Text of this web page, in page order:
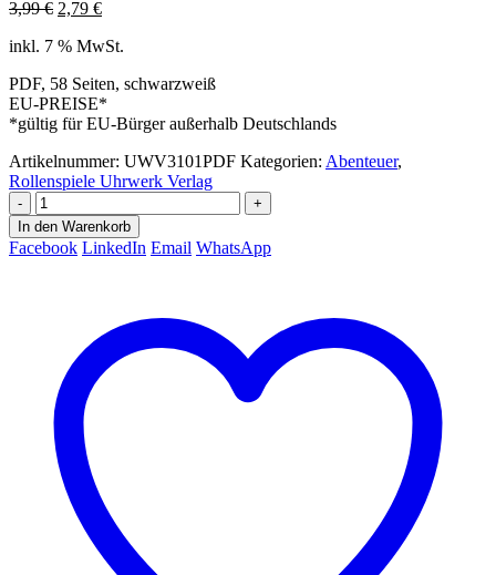
3,99€ Ursprünglicher
war:
2,79 €Aktueller
ist:
inkl. 7 % MwSt.
PDF, 58 Seiten, schwarzweiß
EU-PREISE*
*gültig für EU-Bürger außerhalb Deutschlands
Artikelnummer: UWV3101PDF Kategorien: Abenteuer,
Rollenspiele Uhrwerk Verlag
-
+
In den Warenkorb
Facebook LinkedIn Email WhatsApp